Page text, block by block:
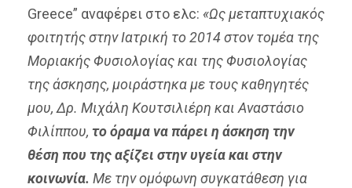
Greece” αναφέρει στο ελc: «Ως μεταπτυχιακός
φοιτητής στην Ιατρική το 2014 στον τομέα της
Μοριακής Φυσιολογίας και της Φυσιολογίας
της άσκησης, μοιράστηκα με τους καθηγητές
μου, Δρ. Μιχάλη Κουτσιλιέρη και Αναστάσιο
Φιλίππου, το όραμα να πάρει η άσκηση την
θέση που της αξίζει στην υγεία και στην
κοινωνία. Με την ομόφωνη συγκατάθεση για